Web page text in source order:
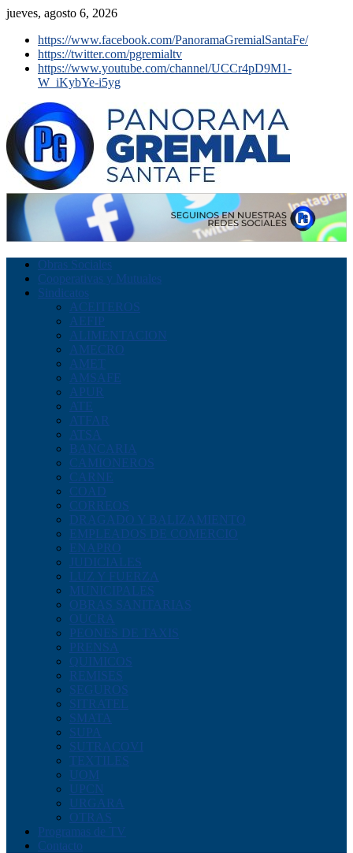
jueves, agosto 6, 2026
https://www.facebook.com/PanoramaGremialSantaFe/
https://twitter.com/pgremialtv
https://www.youtube.com/channel/UCCr4pD9M1-
W_iKybYe-i5yg
Obras Sociales
Cooperativas y Mutuales
Sindicatos
ACEITEROS
AEFIP
ALIMENTACION
AMECRO
AMET
AMSAFE
APUR
ATE
ATFAR
ATSA
BANCARIA
CAMIONEROS
CARNE
COAD
CORREOS
DRAGADO Y BALIZAMIENTO
EMPLEADOS DE COMERCIO
ENAPRO
JUDICIALES
LUZ Y FUERZA
MUNICIPALES
OBRAS SANITARIAS
OUCRA
PEONES DE TAXIS
PRENSA
QUIMICOS
REMISES
SEGUROS
SITRATEL
SMATA
SUPA
SUTRACOVI
TEXTILES
UOM
UPCN
URGARA
OTRAS
Programas de TV
Contacto